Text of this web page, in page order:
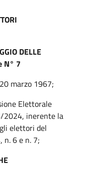
DELLE
N° 7
marzo 1967;
Elettorale
2024, inerente la
elettori del
n. 6 e n. 7;